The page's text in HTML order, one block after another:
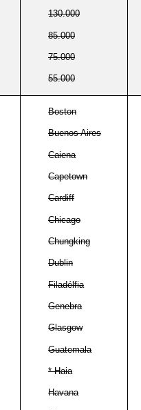
130.000
85.000
75.000
55.000
Boston
Buenos Aires
Caiena
Capetown
Cardiff
Chicago
Chungking
Dublin
Filadélfia
Genebra
Glasgow
Guatemala
* Haia
Havana